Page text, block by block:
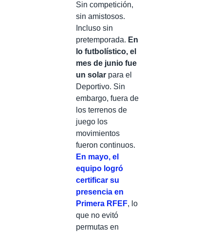
Sin competición,
sin amistosos.
Incluso sin
pretemporada. En
lo futbolístico, el
mes de junio fue
un solar para el
Deportivo. Sin
embargo, fuera de
los terrenos de
juego los
movimientos
fueron continuos.
En mayo, el
equipo logró
certificar su
presencia en
Primera RFEF, lo
que no evitó
permutas en